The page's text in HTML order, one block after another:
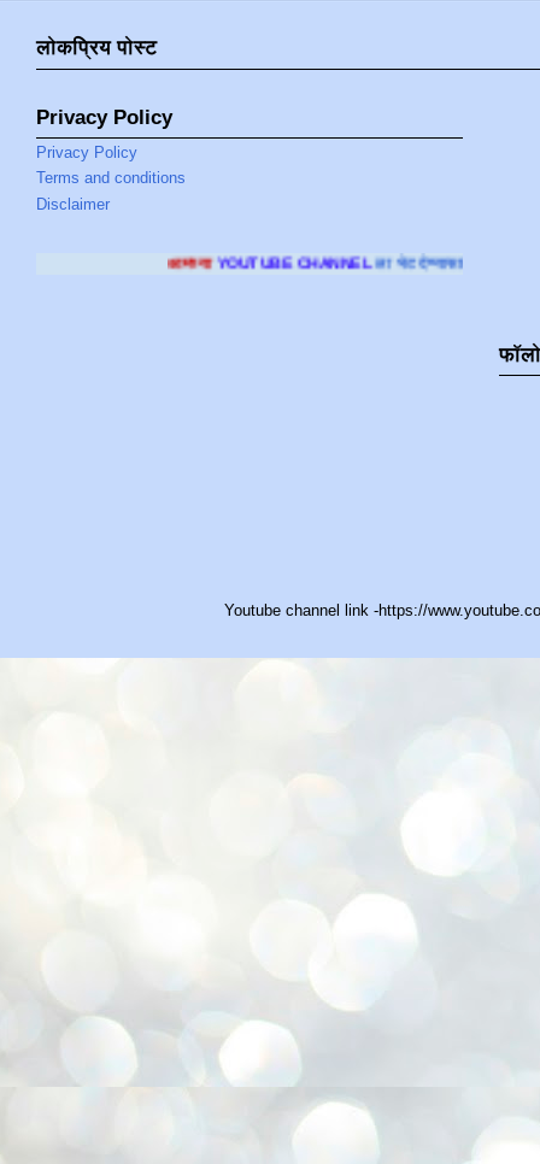
लोकप्रिय पोस्ट
Privacy Policy
Privacy Policy
Terms and conditions
Disclaimer
YOUTUBE CHANNELला भेट देण्यासाठी क्लिक करा.
Youtube channel link -https://